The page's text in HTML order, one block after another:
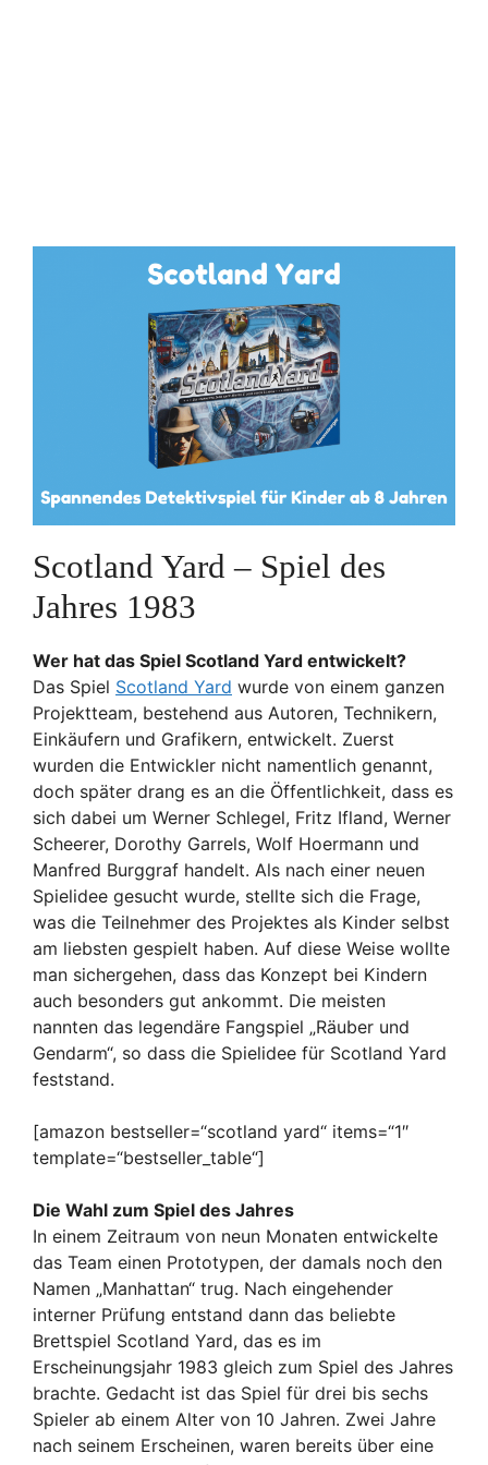
Scotland Yard – Spiel des
Jahres 1983
Wer hat das Spiel Scotland Yard entwickelt?
Das Spiel Scotland Yard wurde von einem ganzen
Projektteam, bestehend aus Autoren, Technikern,
Einkäufern und Grafikern, entwickelt. Zuerst
wurden die Entwickler nicht namentlich genannt,
doch später drang es an die Öffentlichkeit, dass es
sich dabei um Werner Schlegel, Fritz Ifland, Werner
Scheerer, Dorothy Garrels, Wolf Hoermann und
Manfred Burggraf handelt. Als nach einer neuen
Spielidee gesucht wurde, stellte sich die Frage,
was die Teilnehmer des Projektes als Kinder selbst
am liebsten gespielt haben. Auf diese Weise wollte
man sichergehen, dass das Konzept bei Kindern
auch besonders gut ankommt. Die meisten
nannten das legendäre Fangspiel „Räuber und
Gendarm“, so dass die Spielidee für Scotland Yard
feststand.
[amazon bestseller=“scotland yard“ items=“1″
template=“bestseller_table“]
Die Wahl zum Spiel des Jahres
In einem Zeitraum von neun Monaten entwickelte
das Team einen Prototypen, der damals noch den
Namen „Manhattan“ trug. Nach eingehender
interner Prüfung entstand dann das beliebte
Brettspiel Scotland Yard, das es im
Erscheinungsjahr 1983 gleich zum Spiel des Jahres
brachte. Gedacht ist das Spiel für drei bis sechs
Spieler ab einem Alter von 10 Jahren. Zwei Jahre
nach seinem Erscheinen, waren bereits über eine